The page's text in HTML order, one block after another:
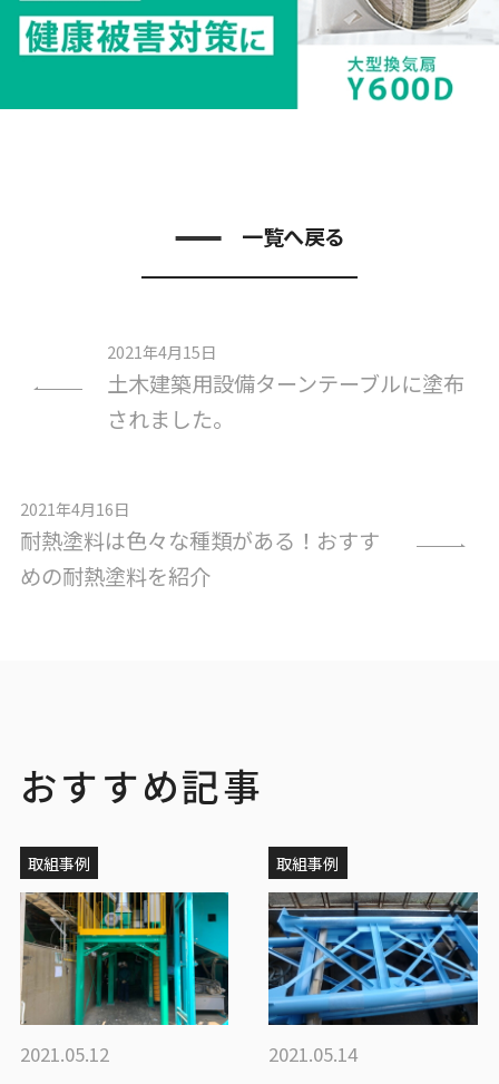
2021年4月15日
土木建築用設備ターンテーブルに塗布
されました。
一覧へ戻る
2021年4月16日
耐熱塗料は色々な種類がある！おすす
めの耐熱塗料を紹介
おすすめ記事
取組事例
2021.05.12
取組事例
2021.05.14